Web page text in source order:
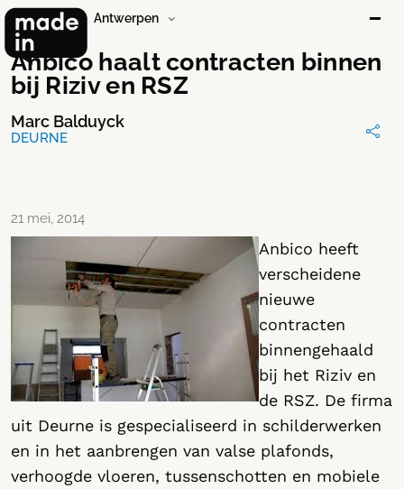
Antwerpen
Anbico haalt contracten binnen
bij Riziv en RSZ
Marc Balduyck
DEURNE
21 mei, 2014
Anbico heeft
verscheidene
nieuwe
contracten
binnengehaald
bij het Riziv en
de RSZ. De firma
uit Deurne is gespecialiseerd in schilderwerken
en in het aanbrengen van valse plafonds,
verhoogde vloeren, tussenschotten en mobiele